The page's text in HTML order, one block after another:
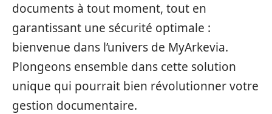
documents à tout moment, tout en
garantissant une sécurité optimale :
bienvenue dans l’univers de MyArkevia.
Plongeons ensemble dans cette solution
unique qui pourrait bien révolutionner votre
gestion documentaire.